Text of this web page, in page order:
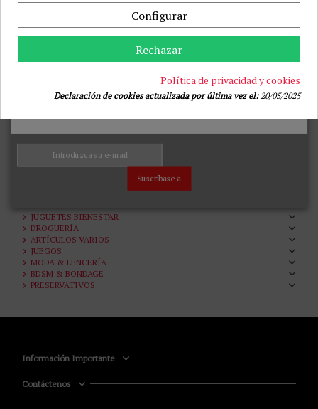
MEDIAS NEGRO 1/2
Añadir a la cesta
JUGUETES BIENESTAR
DROGUERÍA
ARTÍCULOS VARIOS
JUEGOS
MODA & LENCERÍA
BDSM & BONDAGE
PRESERVATIVOS
Información Importante
Contáctenos
Suscríbase a
Configurar
Rechazar
Política de privacidad y cookies
Declaración de cookies actualizada por última vez el:20/05/2025